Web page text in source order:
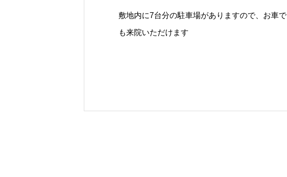
敷地内に7台分の駐車場がありますので、お車で
も来院いただけます